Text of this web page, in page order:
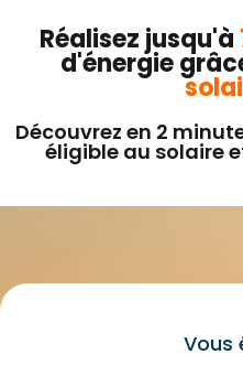
Réalisez jusqu'à
d'énergie
Découvrez en 2
éligible au solaire
Vous